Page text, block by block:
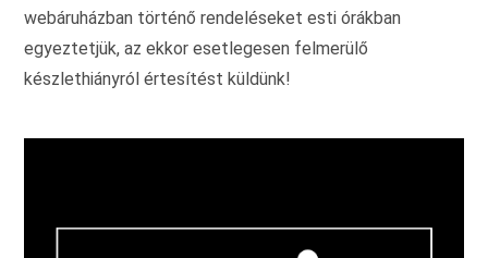
webáruházban történő rendeléseket esti órákban
egyeztetjük, az ekkor esetlegesen felmerülő
készlethiányról értesítést küldünk!